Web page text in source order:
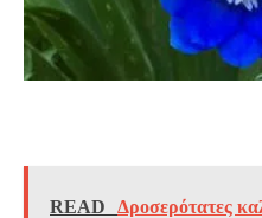
READ Δροσερότατες